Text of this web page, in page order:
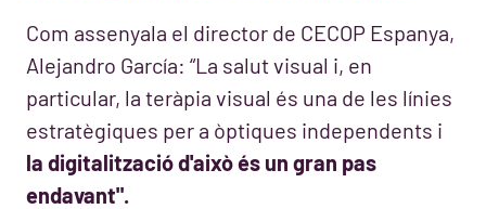
Com assenyala el director de CECOP Espanya,
Alejandro García: “La salut visual i, en
particular, la teràpia visual és una de les línies
estratègiques per a òptiques independents i
la digitalització d'això és un gran pas
endavant".